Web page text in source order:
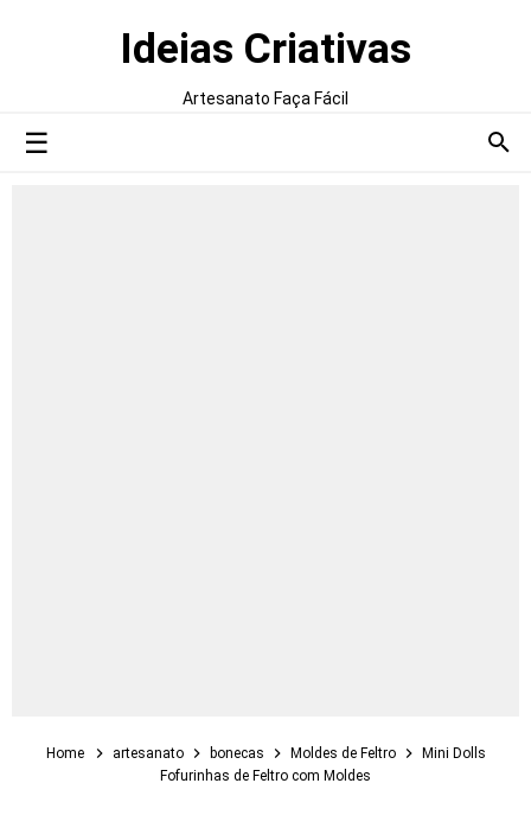
Ideias Criativas
Artesanato Faça Fácil
Home artesanato bonecas Moldes de Feltro
Mini Dolls
Fofurinhas de Feltro com Moldes